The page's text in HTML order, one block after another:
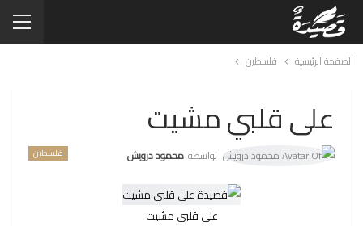
الصفحة الرئيسية فلسطين
على قلبي مشيت
فلسطين بواسطة محمود درويش
على قلبي مشيت